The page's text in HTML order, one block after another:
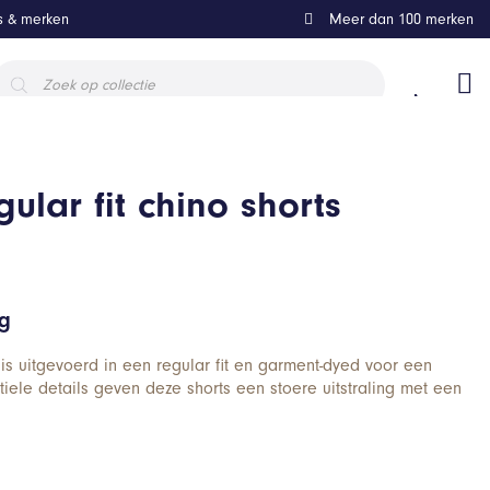
& merken Meer dan 100 merken
fit chino shorts
uitgevoerd in een regular fit en garment-dyed voor een
details geven deze shorts een stoere uitstraling met een